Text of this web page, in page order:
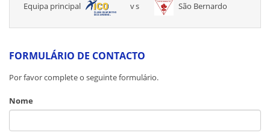
Equipa principal
vs São Bernardo
FORMULÁRIO DE CONTACTO
Por favor complete o seguinte formulário.
Nome